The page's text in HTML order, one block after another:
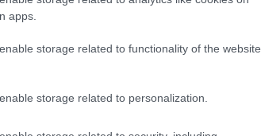
apps.
storage related to functionality of the website
storage related to personalization.
όλοι, αλλά μια